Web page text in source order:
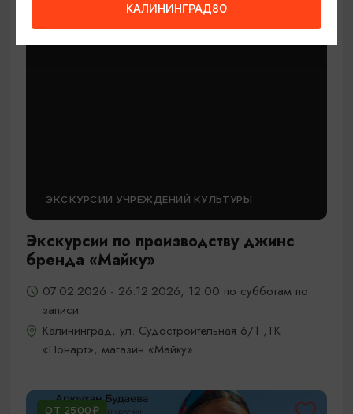
ЭКСКУРСИИ УЧРЕЖДЕНИЙ КУЛЬТУРЫ
Экскурсии по производству джинс
бренда «Майку»
07.02.2026 - 26.12.2026, 12:00 по субботам по
записи
Калининград, ул. Судостроительная 6/1 ,ТК
«Понарт», магазин «Майку»
ОТ 2500₽
КАЛИНИНГРАД80